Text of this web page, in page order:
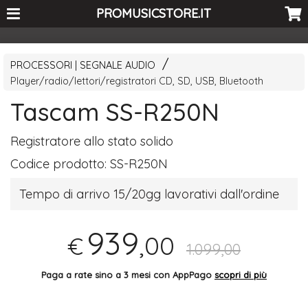
<-- Curio's GSC -->PROMUSICSTORE.IT
PROCESSORI | SEGNALE AUDIO
Player/radio/lettori/registratori CD, SD, USB, Bluetooth
Tascam SS-R250N
Registratore allo stato solido
Codice prodotto:SS-R250N
Tempo di arrivo 15/20gg lavorativi dall'ordine
€ 939,00 1.099,00
Paga a rate sino a 3 mesi con AppPago scopri di più